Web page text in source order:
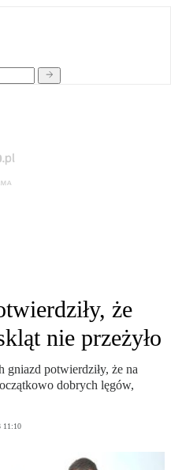
że
nie przeżyło
potwierdziły, że na
dobrych lęgów,
11:10